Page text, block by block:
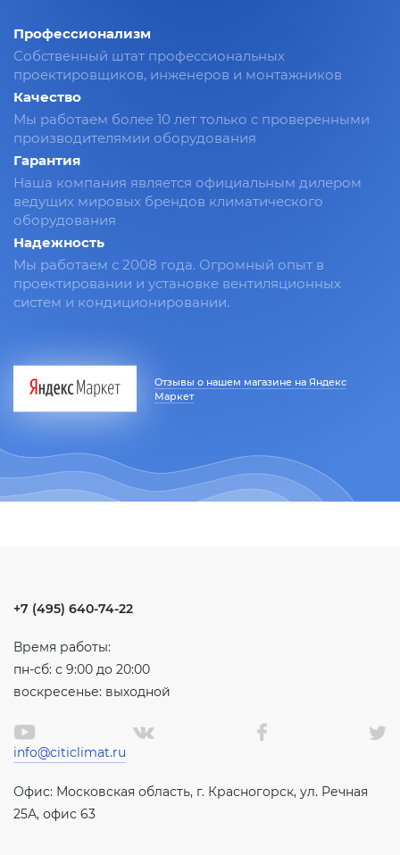
Профессионализм
Собственный штат профессиональных
проектировщиков, инженеров и монтажников
Качество
Мы работаем более 10 лет только с проверенными
производителямии оборудования
Гарантия
Наша компания является официальным дилером
ведущих мировых брендов климатического
оборудования
Надежность
Мы работаем с 2008 года. Огромный опыт в
проектировании и установке вентиляционных
систем и кондиционировании.
Отзывы о нашем магазине на Яндекс
Маркет
+7 (495) 640-74-22
Время работы:
пн-сб: с 9:00 до 20:00
воскресенье: выходной
info@citiclimat.ru
Офис: Московская область, г. Красногорск, ул. Речная
25А, офис 63